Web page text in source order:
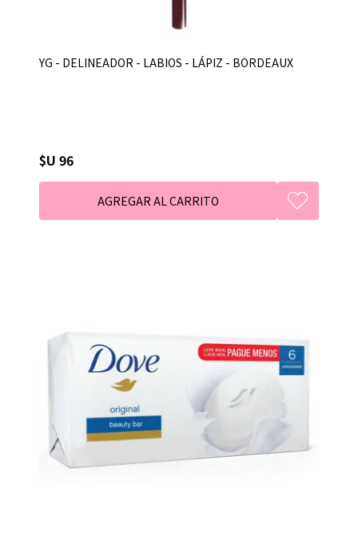
YG - DELINEADOR - LABIOS - LÁPIZ - BORDEAUX
$U 96